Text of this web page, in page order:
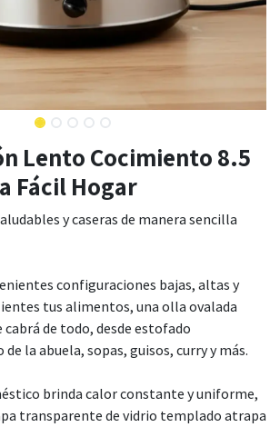
Lento Cocimiento 8.5
Fácil Hogar
y caseras de manera sencilla
configuraciones bajas, altas y
tus alimentos, una olla ovalada
de todo, desde estofado
la abuela, sopas, guisos, curry y más.
brinda calor constante y uniforme,
transparente de vidrio templado atrapa